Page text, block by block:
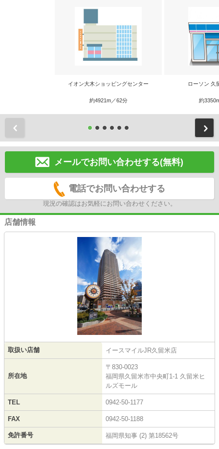
イオン大木ショッピングセンター
約4921m／62分
ローソン 久
約
メールでお問い合わせする(無料)
電話でお問い合わせする
現況の確認はお気軽にお問い合わせください。
店舗情報
取扱い店舗 イースマイルJR久留米店
所在地
〒830-0023
福岡県久留米市中央町1-1 久留米ヒ
ルズモール
TEL 0942-50-1177
FAX 0942-50-1188
免許番号 福岡県知事 (2) 第18562号